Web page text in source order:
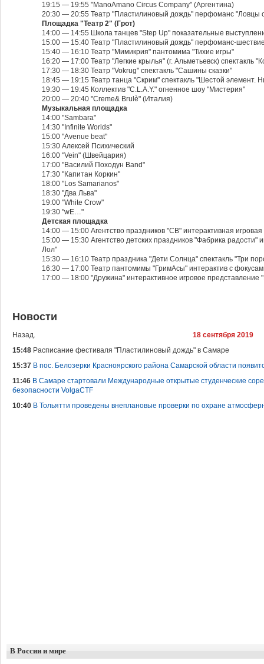
19:15 — 19:55 "ManoAmano Circus Company" (Аргентина)
20:30 — 20:55 Театр "Пластилиновый дождь" перфоманс "Ловцы
Площадка "Театр 2" (Грот)
14:00 — 14:55 Школа танцев "Step Up" показательные
15:00 — 15:40 Театр "Пластилиновый дождь" перфоманс-
15:40 — 16:10 Театр "Мимикрия" пантомима "Тихие игры"
16:20 — 17:00 Театр "Легкие крылья" (г. Альметьевск) спектакль
17:30 — 18:30 Театр "Vokrug" спектакль "Сашины сказки"
18:45 — 19:15 Театр танца "Скрим" спектакль "Шестой элемент.
19:30 — 19:45 Коллектив "C.L.A.Y." огненное шоу "Мистерия"
20:00 — 20:40 "Creme& Brulè" (Италия)
Музыкальная площадка
14:00 "Sambara"
14:30 "Infinite Worlds"
15:00 "Avenue beat"
15:30 Алексей Психический
16:00 "Vein" (Швейцария)
17:00 "Василий Походун Band"
17:30 "Капитан Коркин"
18:00 "Los Samarianos"
18:30 "Два Льва"
19:00 "White Crow"
19:30 "wE…"
Детская площадка
14:00 — 15:00 Агентство праздников "СВ" интерактивная
15:00 — 15:30 Агентство детских праздников "Фабрика радости"
Лол"
15:30 — 16:10 Театр праздника "Дети Солнца" спектакль "Три
16:30 — 17:00 Театр пантомимы "ГримАсы" интерактив с
17:00 — 18:00 "Дружина" интерактивное игровое представление
Новости
Назад.
18 сентября 2019
15:48 Расписание фестиваля "Пластилиновый дождь" в Самаре
15:37 В пос. Белозерки Красноярского района Самарской области
11:46 В Самаре стартовали Международные открытые студенческие
безопасности VolgaCTF
10:40 В Тольятти проведены внеплановые проверки по охране
В России и мире